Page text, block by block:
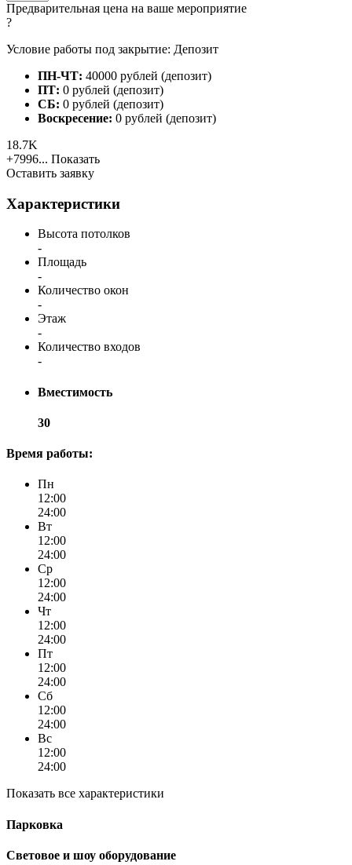
Предварительная цена на ваше мероприятие
?
Условие работы под закрытие: Депозит
ПН-ЧТ: 40000 рублей (депозит)
ПТ: 0 рублей (депозит)
СБ: 0 рублей (депозит)
Воскресение: 0 рублей (депозит)
18.7K
+7996... Показать
Оставить заявку
Характеристики
Высота потолков
-
Площадь
-
Количество окон
-
Этаж
-
Количество входов
-
Вместимость
30
Время работы:
Пн
12:00
24:00
Вт
12:00
24:00
Ср
12:00
24:00
Чт
12:00
24:00
Пт
12:00
24:00
Сб
12:00
24:00
Вс
12:00
24:00
Показать все характеристики
Парковка
Световое и шоу оборудование